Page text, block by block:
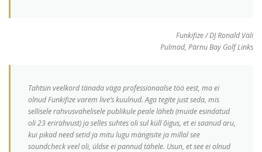
Funkifize / DJ Ronald Väli
Pulmad, Pärnu Bay Golf Links
Tahtsin veelkord tänada väga professionaalse töö eest, ma ei
olnud Funkifize varem live’s kuulnud. Aga tegite just seda, mis
sellisele rahvusvahelisele publikule peale läheb (muide esindatud
oli 23 erirahvust) ja selles suhtes oli sul küll õigus, et ei saanud aru,
kui pikad need setid ja mitu lugu mängisite ja millal see
soundcheck veel oli, üldse ei pannud tähele. Usun, et see ei olnud